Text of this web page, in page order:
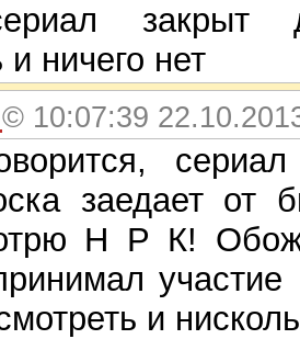
закрыт
и ничего нет
© 10:07:39
заедает от
Н Р К!
и